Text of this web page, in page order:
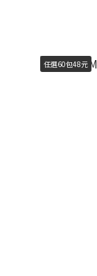
任選60包48元